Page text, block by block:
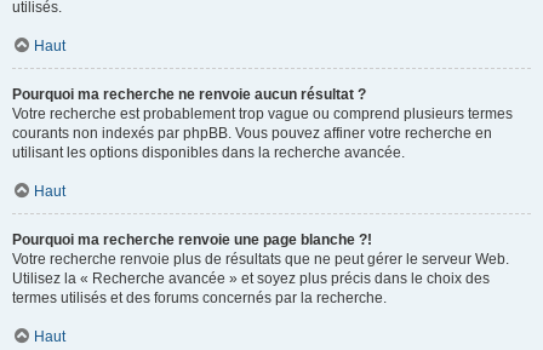
utilisés.
Haut
Pourquoi ma recherche ne renvoie aucun résultat ?
Votre recherche est probablement trop vague ou comprend plusieurs termes
courants non indexés par phpBB. Vous pouvez affiner votre recherche en
utilisant les options disponibles dans la recherche avancée.
Haut
Pourquoi ma recherche renvoie une page blanche ?!
Votre recherche renvoie plus de résultats que ne peut gérer le serveur Web.
Utilisez la « Recherche avancée » et soyez plus précis dans le choix des
termes utilisés et des forums concernés par la recherche.
Haut